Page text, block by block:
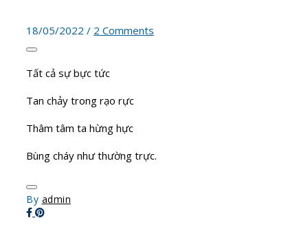
18/05/2022 / 2 Comments
Tất cả sự bực tức
Tan chảy trong rạo rực
Thâm tâm ta hừng hực
Bùng cháy như thường trực.
By admin